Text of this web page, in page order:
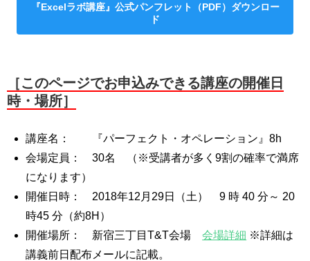
『Excelラボ講座』公式パンフレット（PDF）ダウンロー
ド
［このページでお申込みできる講座の開催日
時・場所］
講座名： 『パーフェクト・オペレーション』8h
会場定員： 30名 （※受講者が多く9割の確率で満席
になります）
開催日時： 2018年12月29日（土） 9 時 40 分～ 20
時45 分（約8H）
開催場所： 新宿三丁目T&T会場会場詳細 ※詳細は
講義前日配布メールに記載。